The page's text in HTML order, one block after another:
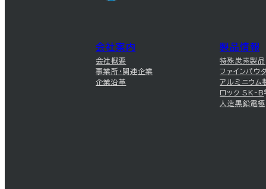
会社案内
会社概要
事業所・関連企業
企業沿革
製品情報
特殊炭素製品
ファインパウ
アルミニウム
ロック SK-B
人造黒鉛電極